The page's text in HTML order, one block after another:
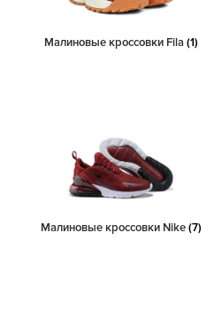
Малиновые кроссовки Fila (1)
Малиновые кроссовки Nike(7)